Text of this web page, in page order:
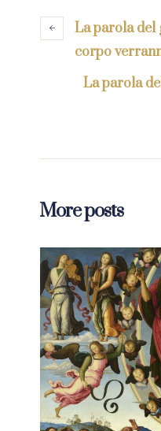
La parola del
corpo
La parola
More posts